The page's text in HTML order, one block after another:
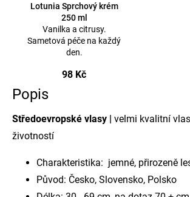
Lotunia Sprchový krém
250 ml
Vanilka a citrusy.
Sametová péče na každý
den.
98 Kč
Popis
Středoevropské vlasy | velmi kvalitní
životností
Charakteristika: jemné, přirozeně
Původ: Česko, Slovensko, Polsko